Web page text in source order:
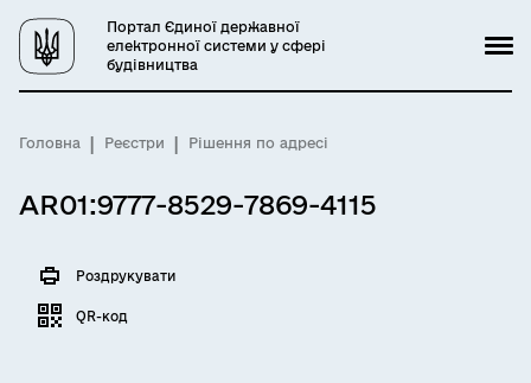
Портал Єдиної державної
електронної системи у сфері
будівництва
Головна Реєстри Рішення по адресі
AR01:9777-8529-7869-4115
Роздрукувати
QR-код